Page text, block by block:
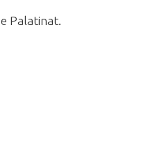
Palatinat.